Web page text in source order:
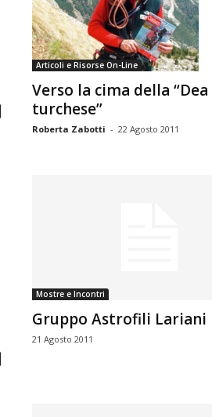
Articoli e Risorse On-Line
Verso la cima della “Dea
turchese”
Roberta Zabotti - 22 Agosto 2011
Mostre e Incontri
Gruppo Astrofili Lariani
21 Agosto 2011